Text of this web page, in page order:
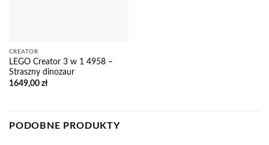
CREATOR
LEGO Creator 3 w 1 4958 –
Straszny dinozaur
1649,00 zł
PODOBNE PRODUKTY